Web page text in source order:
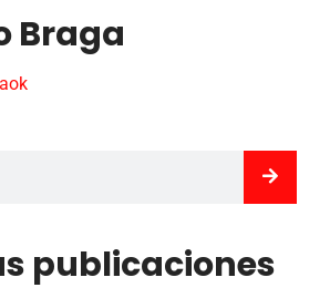
Braga
publicaciones